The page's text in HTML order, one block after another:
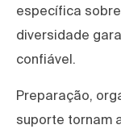
específica
diversidade
confiável.
Preparação,
suporte tornam